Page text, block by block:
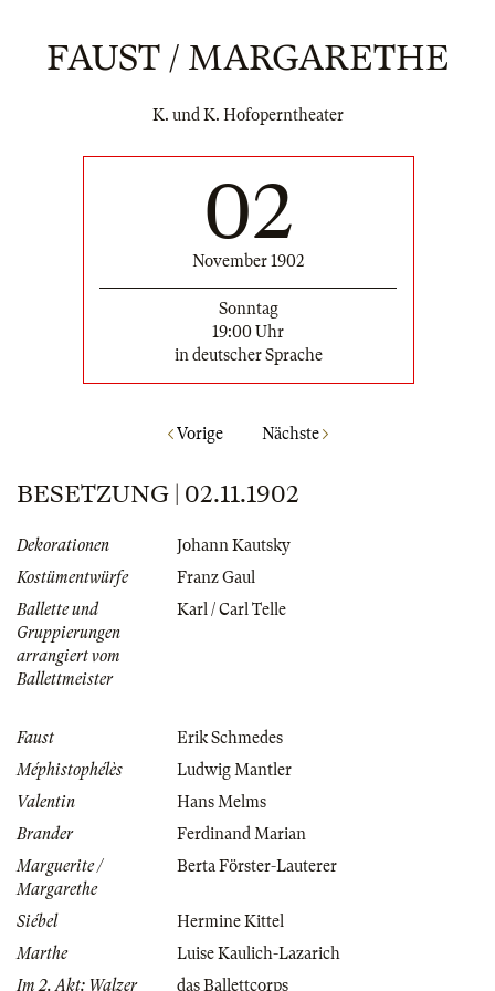
FAUST / MARGARETHE
K. und K. Hofoperntheater
02
November 1902
Sonntag
19:00 Uhr
in deutscher Sprache
Vorige Nächste
BESETZUNG | 02.11.1902
Dekorationen
Johann Kautsky
Kostümentwürfe
Franz Gaul
Ballette und
Gruppierungen
arrangiert vom
Ballettmeister
Karl / Carl Telle
Faust
Erik Schmedes
Méphistophélès
Ludwig Mantler
Valentin
Hans Melms
Brander
Ferdinand Marian
Marguerite /
Margarethe
Berta Förster-Lauterer
Siébel
Hermine Kittel
Marthe
Luise Kaulich-Lazarich
Im 2. Akt: Walzer
das Ballettcorps